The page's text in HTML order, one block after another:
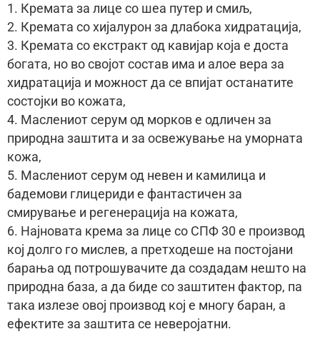
1. Кремата за лице со шеа путер и смиљ,
2. Кремата со хијалурон за длабока хидратација,
3. Кремата со екстракт од кавијар која е доста
богата, но во својот состав има и алое вера за
хидратација и можност да се впијат останатите
состојки во кожата,
4. Маслениот серум од морков е одличен за
природна заштита и за освежување на уморната
кожа,
5. Маслениот серум од невен и камилица и
бадемови глицериди е фантастичен за
смирување и регенерација на кожата,
6. Најновата крема за лице со СПФ 30 е производ
кој долго го мислев, а претходеше на постојани
барања од потрошувачите да создадам нешто на
природна база, а да биде со заштитен фактор, па
така излезе овој производ кој е многу баран, а
ефектите за заштита се неверојатни.